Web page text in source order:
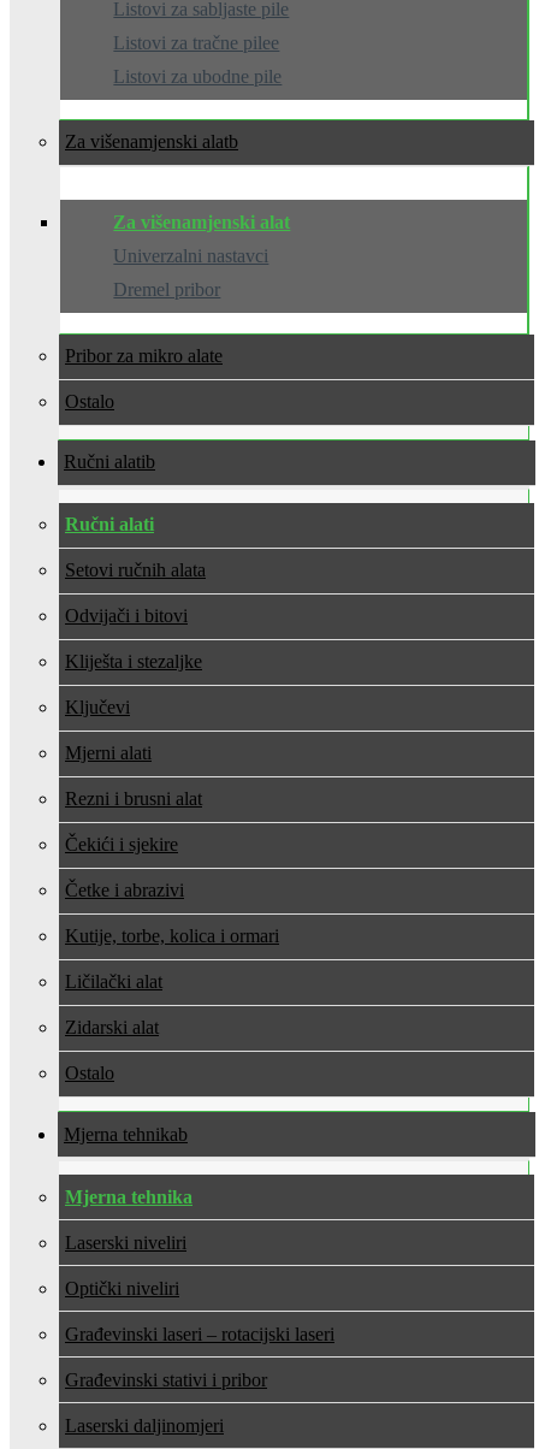
Listovi za sabljaste pile
Listovi za tračne pilee
Listovi za ubodne pile
Za višenamjenski alat
Za višenamjenski alat
Univerzalni nastavci
Dremel pribor
Pribor za mikro alate
Ostalo
Ručni alati
Ručni alati
Setovi ručnih alata
Odvijači i bitovi
Kliješta i stezaljke
Ključevi
Mjerni alati
Rezni i brusni alat
Čekići i sjekire
Četke i abrazivi
Kutije, torbe, kolica i ormari
Ličilački alat
Zidarski alat
Ostalo
Mjerna tehnika
Mjerna tehnika
Laserski niveliri
Optički niveliri
Građevinski laseri – rotacijski laseri
Građevinski stativi i pribor
Laserski daljinomjeri